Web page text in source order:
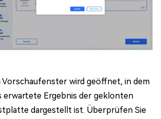
Vorschaufenster wird geöffnet, in dem
erwartete Ergebnis der geklonten
dargestellt ist. Überprüfen Sie